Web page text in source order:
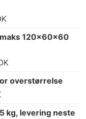
120×60×60
overstørrelse
kg, levering neste